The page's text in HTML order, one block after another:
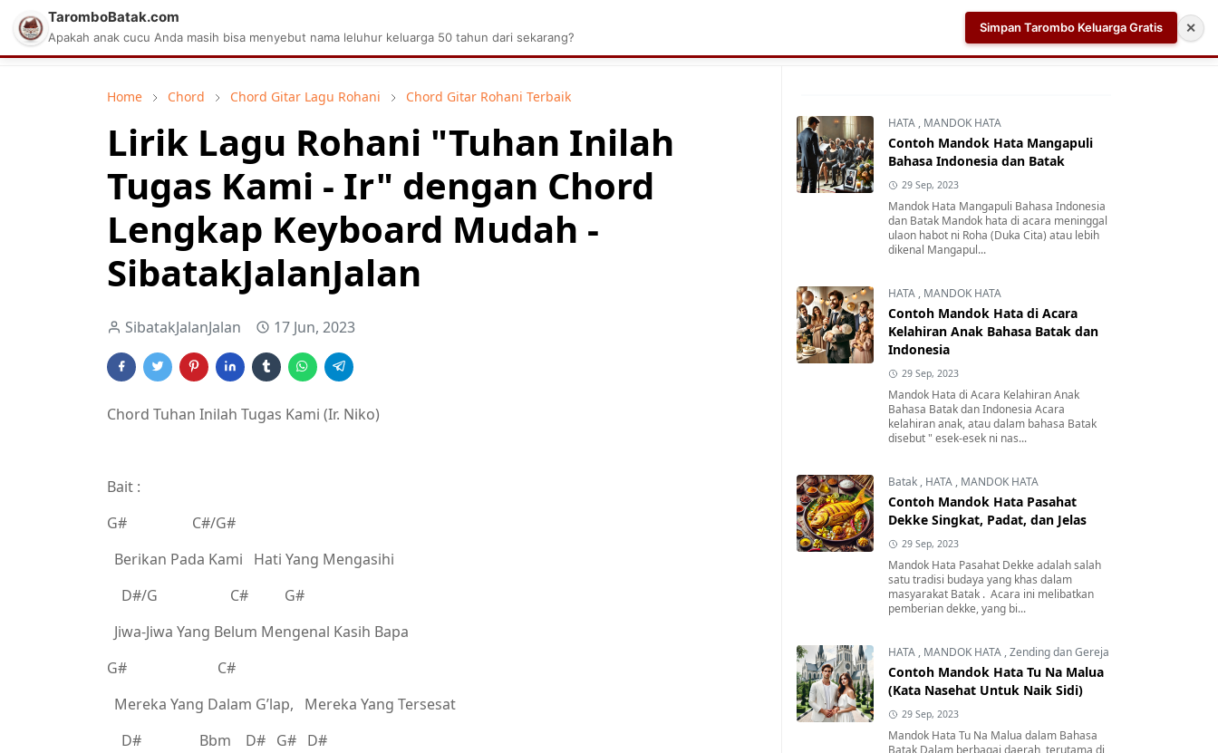
Matius Celcius Sinaga Aplikasi Pabrik Kelapa Sawit Tarombo Batak Aplikasi AI Teleprompter dan Pembuat Skrip Video
Home Chord Chord Gitar Lagu Rohani Chord Gitar Rohani Terbaik
Lirik Lagu Rohani "Tuhan Inilah
Tugas Kami - Ir" dengan Chord
Lengkap Keyboard Mudah -
SibatakJalanJalan
SibatakJalanJalan 17 Jun, 2023
Chord Tuhan Inilah Tugas Kami (Ir. Niko)
Bait :
G# C#/G#
Berikan Pada Kami Hati Yang Mengasihi
D#/G C# G#
Jiwa-Jiwa Yang Belum Mengenal Kasih Bapa
G# C#
Mereka Yang Dalam G’lap, Mereka Yang Tersesat
D# Bbm D# G# D#
HATA , MANDOK HATA
Contoh Mandok Hata Mangapuli
Bahasa Indonesia dan Batak
29 Sep, 2023
Mandok Hata Mangapuli Bahasa Indonesia
dan Batak Mandok hata di acara meninggal
ulaon habot ni Roha (Duka Cita) atau lebih
dikenal Mangapul...
HATA , MANDOK HATA
Contoh Mandok Hata di Acara
Kelahiran Anak Bahasa Batak dan
Indonesia
29 Sep, 2023
Mandok Hata di Acara Kelahiran Anak
Bahasa Batak dan Indonesia Acara
kelahiran anak, atau dalam bahasa Batak
disebut " esek-esek ni nas...
Batak , HATA , MANDOK HATA
Contoh Mandok Hata Pasahat
Dekke Singkat, Padat, dan Jelas
29 Sep, 2023
Mandok Hata Pasahat Dekke adalah salah
satu tradisi budaya yang khas dalam
masyarakat Batak . Acara ini melibatkan
pemberian dekke, yang bi...
HATA , MANDOK HATA ,Zending dan Gereja
Contoh Mandok Hata Tu Na Malua
(Kata Nasehat Untuk Naik Sidi)
29 Sep, 2023
Mandok Hata Tu Na Malua dalam Bahasa
Batak Dalam berbagai daerah, terutama di
TaromboBatak.com
Apakah anak cucu Anda masih bisa menyebut nama leluhur keluarga 50 tahun dari sekarang?
Simpan Tarombo Keluarga Gratis ✕